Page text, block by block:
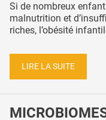
Si de nombreux
malnutrition et
riches, l’obésité
LIRE LA SUITE